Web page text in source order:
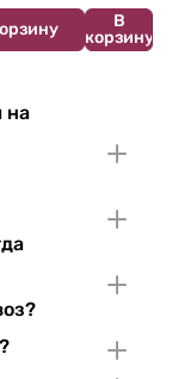
В
корзину
на